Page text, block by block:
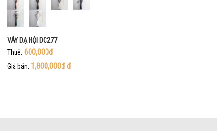
VÁY DẠ HỘI DC277
Thuê: 600,000đ
Giá bán: 1,800,000đđ